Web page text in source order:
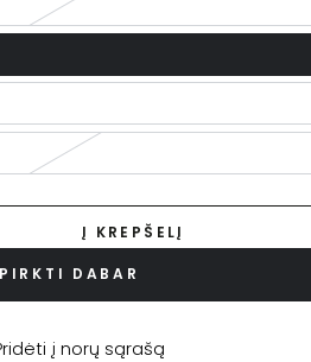
Į KREPŠELĮ
PIRKTI DABAR
į norų sąrašą